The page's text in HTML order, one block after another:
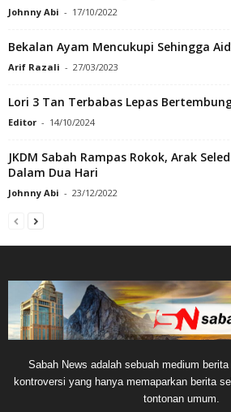
Johnny Abi - 17/10/2022
Bekalan Ayam Mencukupi Sehingga
Arif Razali - 27/03/2023
Lori 3 Tan Terbabas Lepas
Editor - 14/10/2024
JKDM Sabah Rampas Rokok, Arak
Dalam Dua Hari
Johnny Abi - 23/12/2022
Sabah News adalah sebuah medium
kontroversi yang hanya memaparkan berita
tontonan umum.